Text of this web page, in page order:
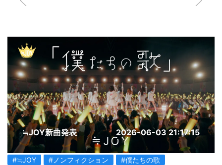
≒JOY新曲発表 2026-06-03 21:17:15
#≒JOY #ノンフィクション #僕たちの歌